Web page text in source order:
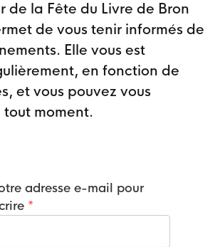
de la Fête du Livre de Bron
de vous tenir informés de
Elle vous est
en fonction de
et vous pouvez vous
moment.
adresse e-mail pour
*